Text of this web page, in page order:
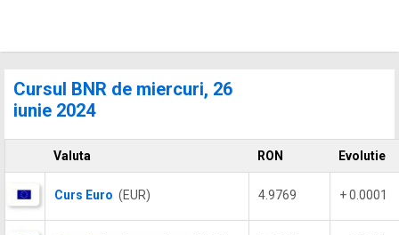
Cursul BNR de miercuri, 26
iunie 2024
Valuta RON Evolutie
Curs Euro (EUR) 4.9769 + 0.0001